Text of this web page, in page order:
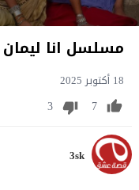
مسلسل انا ليمان
18 أكتوبر 2025
7
3
3sk